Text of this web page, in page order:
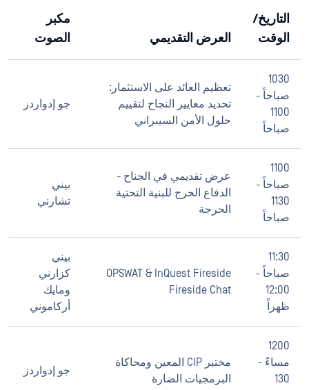
التاريخ/
الوقت
العرض التقديمي
مكبر
الصوت
1030
صباحاً -
1100
صباحاً
تعظيم العائد على الاستثمار:
تحديد معايير النجاح لتقييم
حلول الأمن السيبراني
جو إدواردز
1100
صباحاً -
1130
صباحاً
عرض تقديمي في الجناح -
الدفاع الحرج للبنية التحتية
الحرجة
بيني
تشارني
11:30
صباحاً -
12:00
ظهراً
OPSWAT & InQuest Fireside
Fireside Chat
بيني
كزارني
ومايك
أركاموني
1200
مساءً -
130
مختبر CIP المعين ومحاكاة
البرمجيات الضارة
جو إدواردز